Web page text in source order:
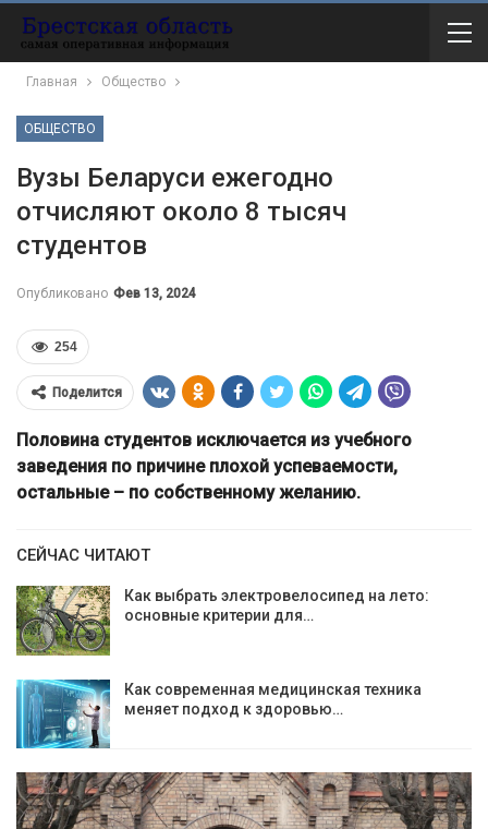
Главная Общество
ОБЩЕСТВО
Вузы Беларуси ежегодно
отчисляют около 8 тысяч
студентов
Опубликовано Фев 13, 2024
254
Поделится
Половина студентов исключается из учебного
заведения по причине плохой успеваемости,
остальные – по собственному желанию.
СЕЙЧАС ЧИТАЮТ
Как выбрать электровелосипед на лето:
основные критерии для…
Как современная медицинская техника
меняет подход к здоровью…